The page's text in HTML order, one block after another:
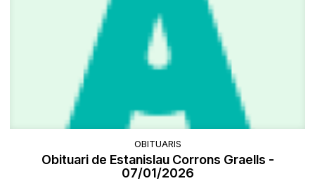
OBITUARIS
Obituari de Estanislau Corrons Graells -
07/01/2026